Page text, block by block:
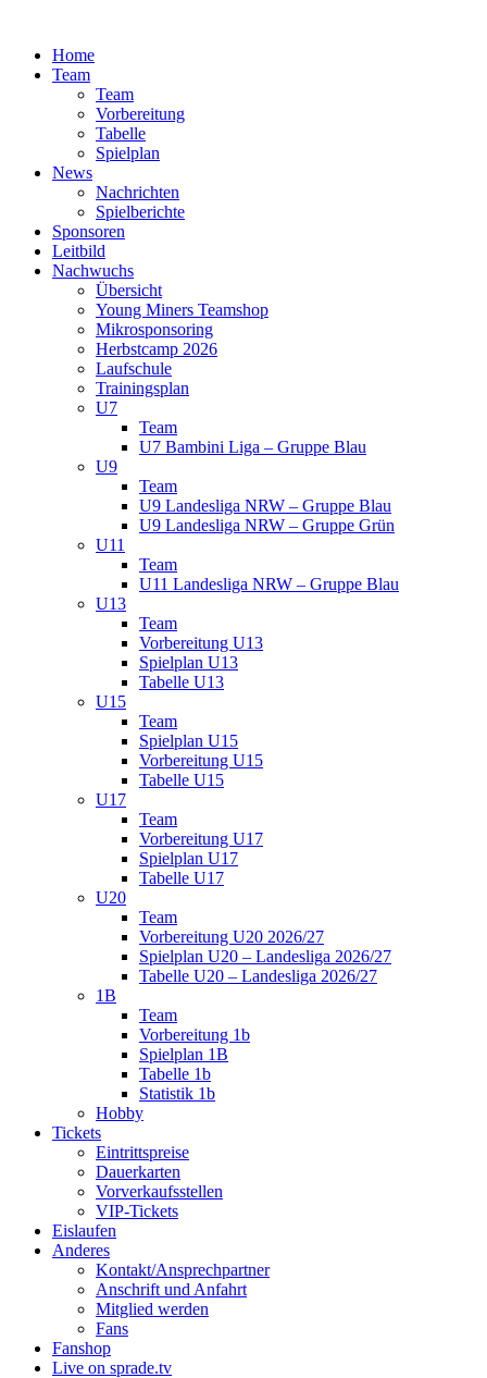
springenHome
Team
Team
Vorbereitung
Tabelle
Spielplan
News
Nachrichten
Spielberichte
Sponsoren
Leitbild
Nachwuchs
Übersicht
Young Miners Teamshop
Mikrosponsoring
Herbstcamp 2026
Laufschule
Trainingsplan
U7
Team
U7 Bambini Liga – Gruppe Blau
U9
Team
U9 Landesliga NRW – Gruppe Blau
U9 Landesliga NRW – Gruppe Grün
U11
Team
U11 Landesliga NRW – Gruppe Blau
U13
Team
Vorbereitung U13
Spielplan U13
Tabelle U13
U15
Team
Spielplan U15
Vorbereitung U15
Tabelle U15
U17
Team
Vorbereitung U17
Spielplan U17
Tabelle U17
U20
Team
Vorbereitung U20 2026/27
Spielplan U20 – Landesliga 2026/27
Tabelle U20 – Landesliga 2026/27
1B
Team
Vorbereitung 1b
Spielplan 1B
Tabelle 1b
Statistik 1b
Hobby
Tickets
Eintrittspreise
Dauerkarten
Vorverkaufsstellen
VIP-Tickets
Eislaufen
Anderes
Kontakt/Ansprechpartner
Anschrift und Anfahrt
Mitglied werden
Fans
Fanshop
Live on sprade.tv